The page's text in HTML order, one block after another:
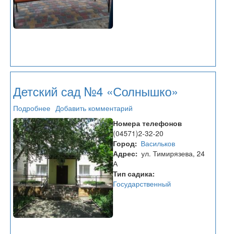
Детский сад №4 «Солнышко»
Подробнее
Детский
сад
№4
«Солнышко»
Добавить комментарий
Номера телефонов
(04571)2-32-20
Город
Васильков
Адрес ул. Тимирязева, 24
А
Тип садика
Государственный